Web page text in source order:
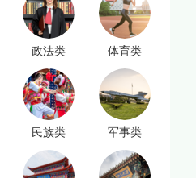
政法类 体育类
民族类 军事类